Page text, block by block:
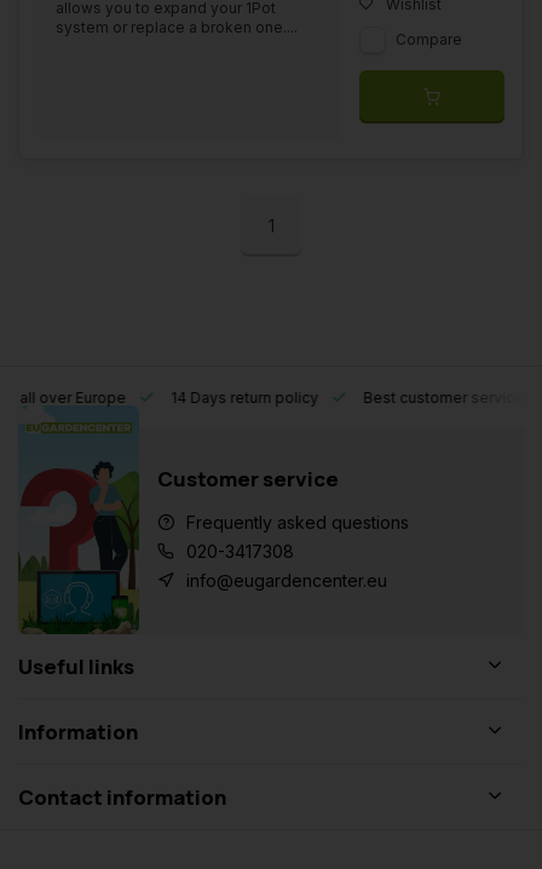
allows you to expand your 1Pot
system or replace a broken one....
Wishlist
Compare
1
Europe 14 Days return policy Best customer service
Customer service
Frequently asked questions
020-3417308
info@eugardencenter.eu
Useful links
Information
Contact information